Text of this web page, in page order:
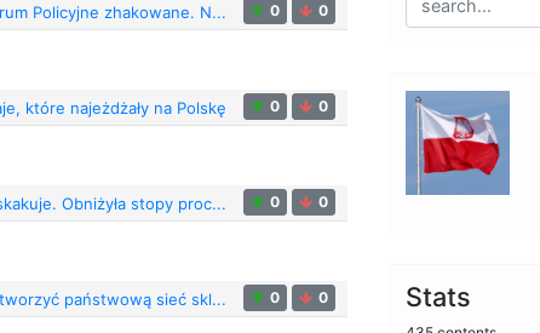
Policyjne zhakowane. N... 0 0
które najeżdżały na Polskę 0 0
Obniżyła stopy proc... 0 0
państwową sieć skl... 0 0 Stats